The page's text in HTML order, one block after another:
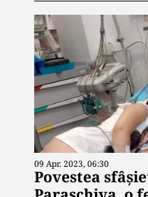
09 Apr. 2023, 06:30
Povestea